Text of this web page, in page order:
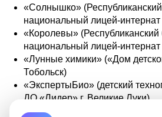
«Солнышко» (Республиканский
национальный лицей-
«Королевы» (Республиканский
национальный лицей-
«Лунные химики» («Дом
Тобольск)
«ЭкспертыБио» (детский
ДО «Лидер» г. Великие Луки)
«ForestКвант» («Школьный